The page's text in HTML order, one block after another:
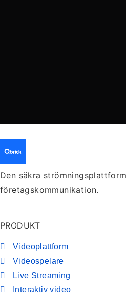
Den säkra
företagskommunikation.
PRODUKT
Videoplattform
Videospelare
Live Streaming
Interaktiv video